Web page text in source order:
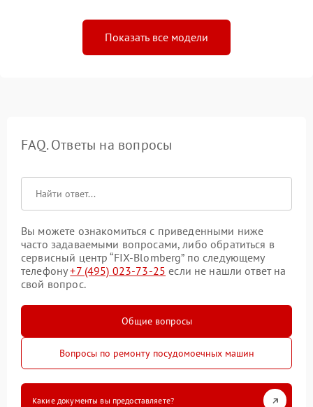
Показать все модели
FAQ. Ответы на вопросы
Вы можете ознакомиться с приведенными ниже
часто задаваемыми вопросами, либо обратиться в
сервисный центр “FIX-Blomberg” по следующему
телефону+7 (495) 023-73-25 если не нашли ответ на
свой вопрос.
Общие вопросы
Вопросы по ремонту посудомоечных машин
Какие документы вы предоставляете?